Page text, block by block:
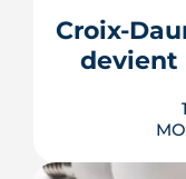
au Sénat
Calendrier,
Croix-
devient